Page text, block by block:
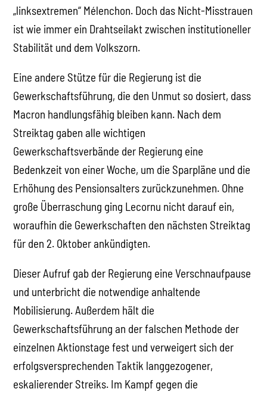
„linksextremen“ Mélenchon. Doch das Nicht-Misstrauen
ist wie immer ein Drahtseilakt zwischen institutioneller
Stabilität und dem Volkszorn.
Eine andere Stütze für die Regierung ist die
Gewerkschaftsführung, die den Unmut so dosiert, dass
Macron handlungsfähig bleiben kann. Nach dem
Streiktag gaben alle wichtigen
Gewerkschaftsverbände der Regierung eine
Bedenkzeit von einer Woche, um die Sparpläne und die
Erhöhung des Pensionsalters zurückzunehmen. Ohne
große Überraschung ging Lecornu nicht darauf ein,
woraufhin die Gewerkschaften den nächsten Streiktag
für den 2. Oktober ankündigten.
Dieser Aufruf gab der Regierung eine Verschnaufpause
und unterbricht die notwendige anhaltende
Mobilisierung. Außerdem hält die
Gewerkschaftsführung an der falschen Methode der
einzelnen Aktionstage fest und verweigert sich der
erfolgsversprechenden Taktik langgezogener,
eskalierender Streiks. Im Kampf gegen die